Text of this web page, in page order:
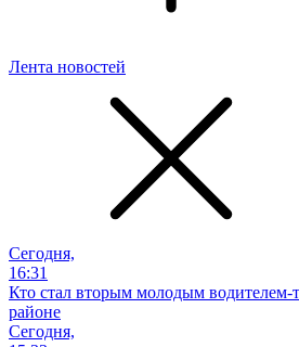
Лента новостей
Сегодня,
16:31
Кто стал вторым молодым водителем-
районе
Сегодня,